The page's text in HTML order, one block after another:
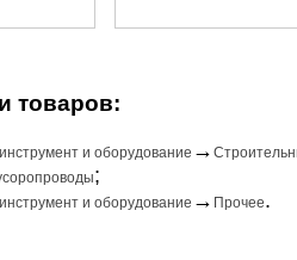
товаров:
и оборудование →
;
и оборудование → Прочее.